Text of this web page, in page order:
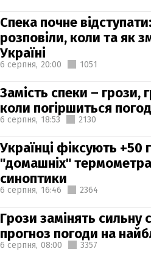
Спека почне
розповіли, коли та як
Україні
6 серпня, 20:00 1051
Замість спеки – грози,
коли погіршиться
6 серпня, 18:53 2130
Українці фіксують +50
"домашніх"
синоптики
6 серпня, 16:46 2364
Грози замінять сильну
прогноз погоди на
6 серпня, 08:00 3357